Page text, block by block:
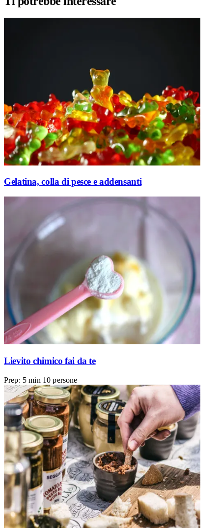
Gelatina, colla di pesce e addensanti
Lievito chimico fai da te
Prep: 5 min 10 persone